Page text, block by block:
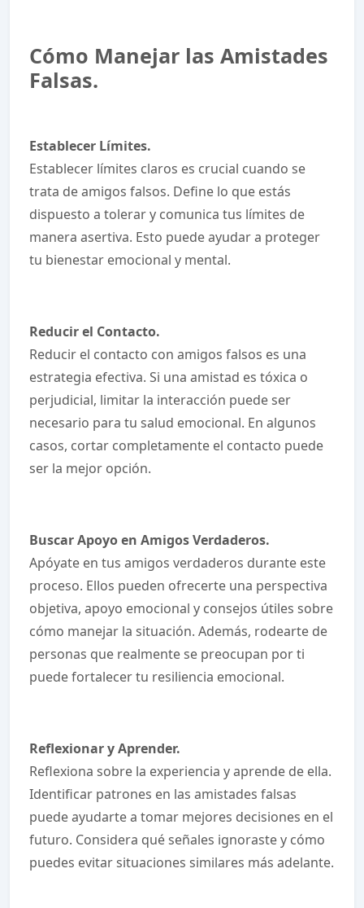
Cómo Manejar las Amistades
Falsas.
Establecer Límites.
Establecer límites claros es crucial cuando se
trata de amigos falsos. Define lo que estás
dispuesto a tolerar y comunica tus límites de
manera asertiva. Esto puede ayudar a proteger
tu bienestar emocional y mental.
Reducir el Contacto.
Reducir el contacto con amigos falsos es una
estrategia efectiva. Si una amistad es tóxica o
perjudicial, limitar la interacción puede ser
necesario para tu salud emocional. En algunos
casos, cortar completamente el contacto puede
ser la mejor opción.
Buscar Apoyo en Amigos Verdaderos.
Apóyate en tus amigos verdaderos durante este
proceso. Ellos pueden ofrecerte una perspectiva
objetiva, apoyo emocional y consejos útiles sobre
cómo manejar la situación. Además, rodearte de
personas que realmente se preocupan por ti
puede fortalecer tu resiliencia emocional.
Reflexionar y Aprender.
Reflexiona sobre la experiencia y aprende de ella.
Identificar patrones en las amistades falsas
puede ayudarte a tomar mejores decisiones en el
futuro. Considera qué señales ignoraste y cómo
puedes evitar situaciones similares más adelante.